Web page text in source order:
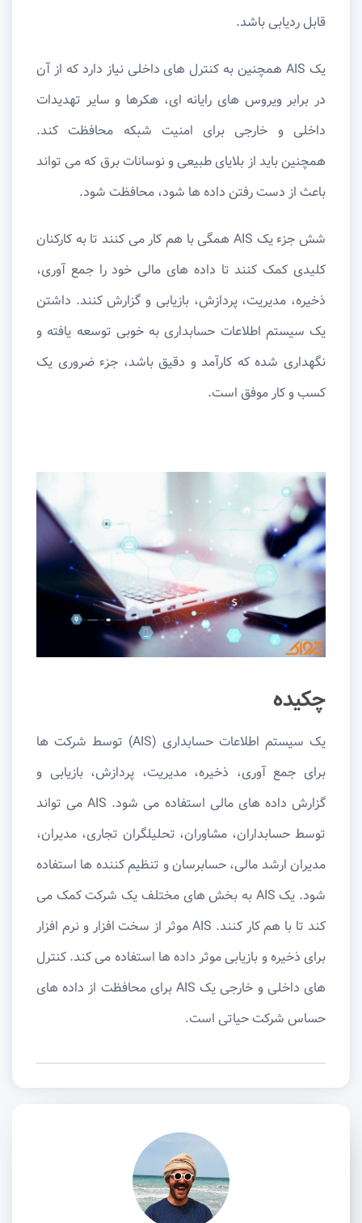
قابل ردیابی باشد.
یک AIS همچنین به کنترل های داخلی نیاز دارد که از آن
در برابر ویروس های رایانه ای، هکرها و سایر تهدیدات
داخلی و خارجی برای امنیت شبکه محافظت کند.
همچنین باید از بلایای طبیعی و نوسانات برق که می تواند
باعث از دست رفتن داده ها شود، محافظت شود.
شش جزء یک AIS همگی با هم کار می کنند تا به کارکنان
کلیدی کمک کنند تا داده های مالی خود را جمع آوری،
ذخیره، مدیریت، پردازش، بازیابی و گزارش کنند. داشتن
یک سیستم اطلاعات حسابداری به خوبی توسعه یافته و
نگهداری شده که کارآمد و دقیق باشد، جزء ضروری یک
کسب و کار موفق است.
چکیده
یک سیستم اطلاعات حسابداری (AIS) توسط شرکت ها
برای جمع آوری، ذخیره، مدیریت، پردازش، بازیابی و
گزارش داده های مالی استفاده می شود. AIS می تواند
توسط حسابداران، مشاوران، تحلیلگران تجاری، مدیران،
مدیران ارشد مالی، حسابرسان و تنظیم کننده ها استفاده
شود. یک AIS به بخش های مختلف یک شرکت کمک می
کند تا با هم کار کنند. AIS موثر از سخت افزار و نرم افزار
برای ذخیره و بازیابی موثر داده ها استفاده می کند. کنترل
‌های داخلی و خارجی یک AIS برای محافظت از داده ‌های
حساس شرکت حیاتی است.